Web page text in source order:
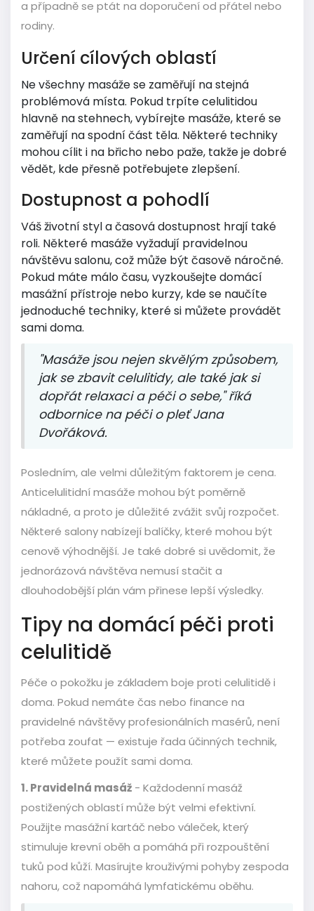
a případně se ptát na doporučení od přátel nebo
rodiny.
Určení cílových oblastí
Ne všechny masáže se zaměřují na stejná
problémová místa. Pokud trpíte celulitidou
hlavně na stehnech, vybírejte masáže, které se
zaměřují na spodní část těla. Některé techniky
mohou cílit i na břicho nebo paže, takže je dobré
vědět, kde přesně potřebujete zlepšení.
Dostupnost a pohodlí
Váš životní styl a časová dostupnost hrají také
roli. Některé masáže vyžadují pravidelnou
návštěvu salonu, což může být časově náročné.
Pokud máte málo času, vyzkoušejte domácí
masážní přístroje nebo kurzy, kde se naučíte
jednoduché techniky, které si můžete provádět
sami doma.
"Masáže jsou nejen skvělým způsobem,
jak se zbavit celulitidy, ale také jak si
dopřát relaxaci a péči o sebe," říká
odbornice na péči o pleť Jana
Dvořáková.
Posledním, ale velmi důležitým faktorem je cena.
Anticelulitidní masáže mohou být poměrně
nákladné, a proto je důležité zvážit svůj rozpočet.
Některé salony nabízejí balíčky, které mohou být
cenově výhodnější. Je také dobré si uvědomit, že
jednorázová návštěva nemusí stačit a
dlouhodobější plán vám přinese lepší výsledky.
Tipy na domácí péči proti
celulitidě
Péče o pokožku je základem boje proti celulitidě i
doma. Pokud nemáte čas nebo finance na
pravidelné návštěvy profesionálních masérů, není
potřeba zoufat — existuje řada účinných technik,
které můžete použít sami doma.
1. Pravidelná masáž - Každodenní masáž
postižených oblastí může být velmi efektivní.
Použijte masážní kartáč nebo váleček, který
stimuluje krevní oběh a pomáhá při rozpouštění
tuků pod kůží. Masírujte krouživými pohyby zespoda
nahoru, což napomáhá lymfatickému oběhu.